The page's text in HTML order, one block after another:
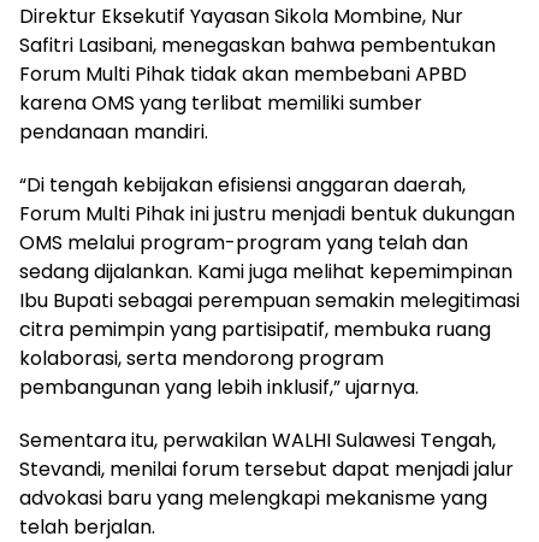
Direktur Eksekutif Yayasan Sikola Mombine, Nur
Safitri Lasibani, menegaskan bahwa pembentukan
Forum Multi Pihak tidak akan membebani APBD
karena OMS yang terlibat memiliki sumber
pendanaan mandiri.
“Di tengah kebijakan efisiensi anggaran daerah,
Forum Multi Pihak ini justru menjadi bentuk dukungan
OMS melalui program-program yang telah dan
sedang dijalankan. Kami juga melihat kepemimpinan
Ibu Bupati sebagai perempuan semakin melegitimasi
citra pemimpin yang partisipatif, membuka ruang
kolaborasi, serta mendorong program
pembangunan yang lebih inklusif,” ujarnya.
Sementara itu, perwakilan WALHI Sulawesi Tengah,
Stevandi, menilai forum tersebut dapat menjadi jalur
advokasi baru yang melengkapi mekanisme yang
telah berjalan.